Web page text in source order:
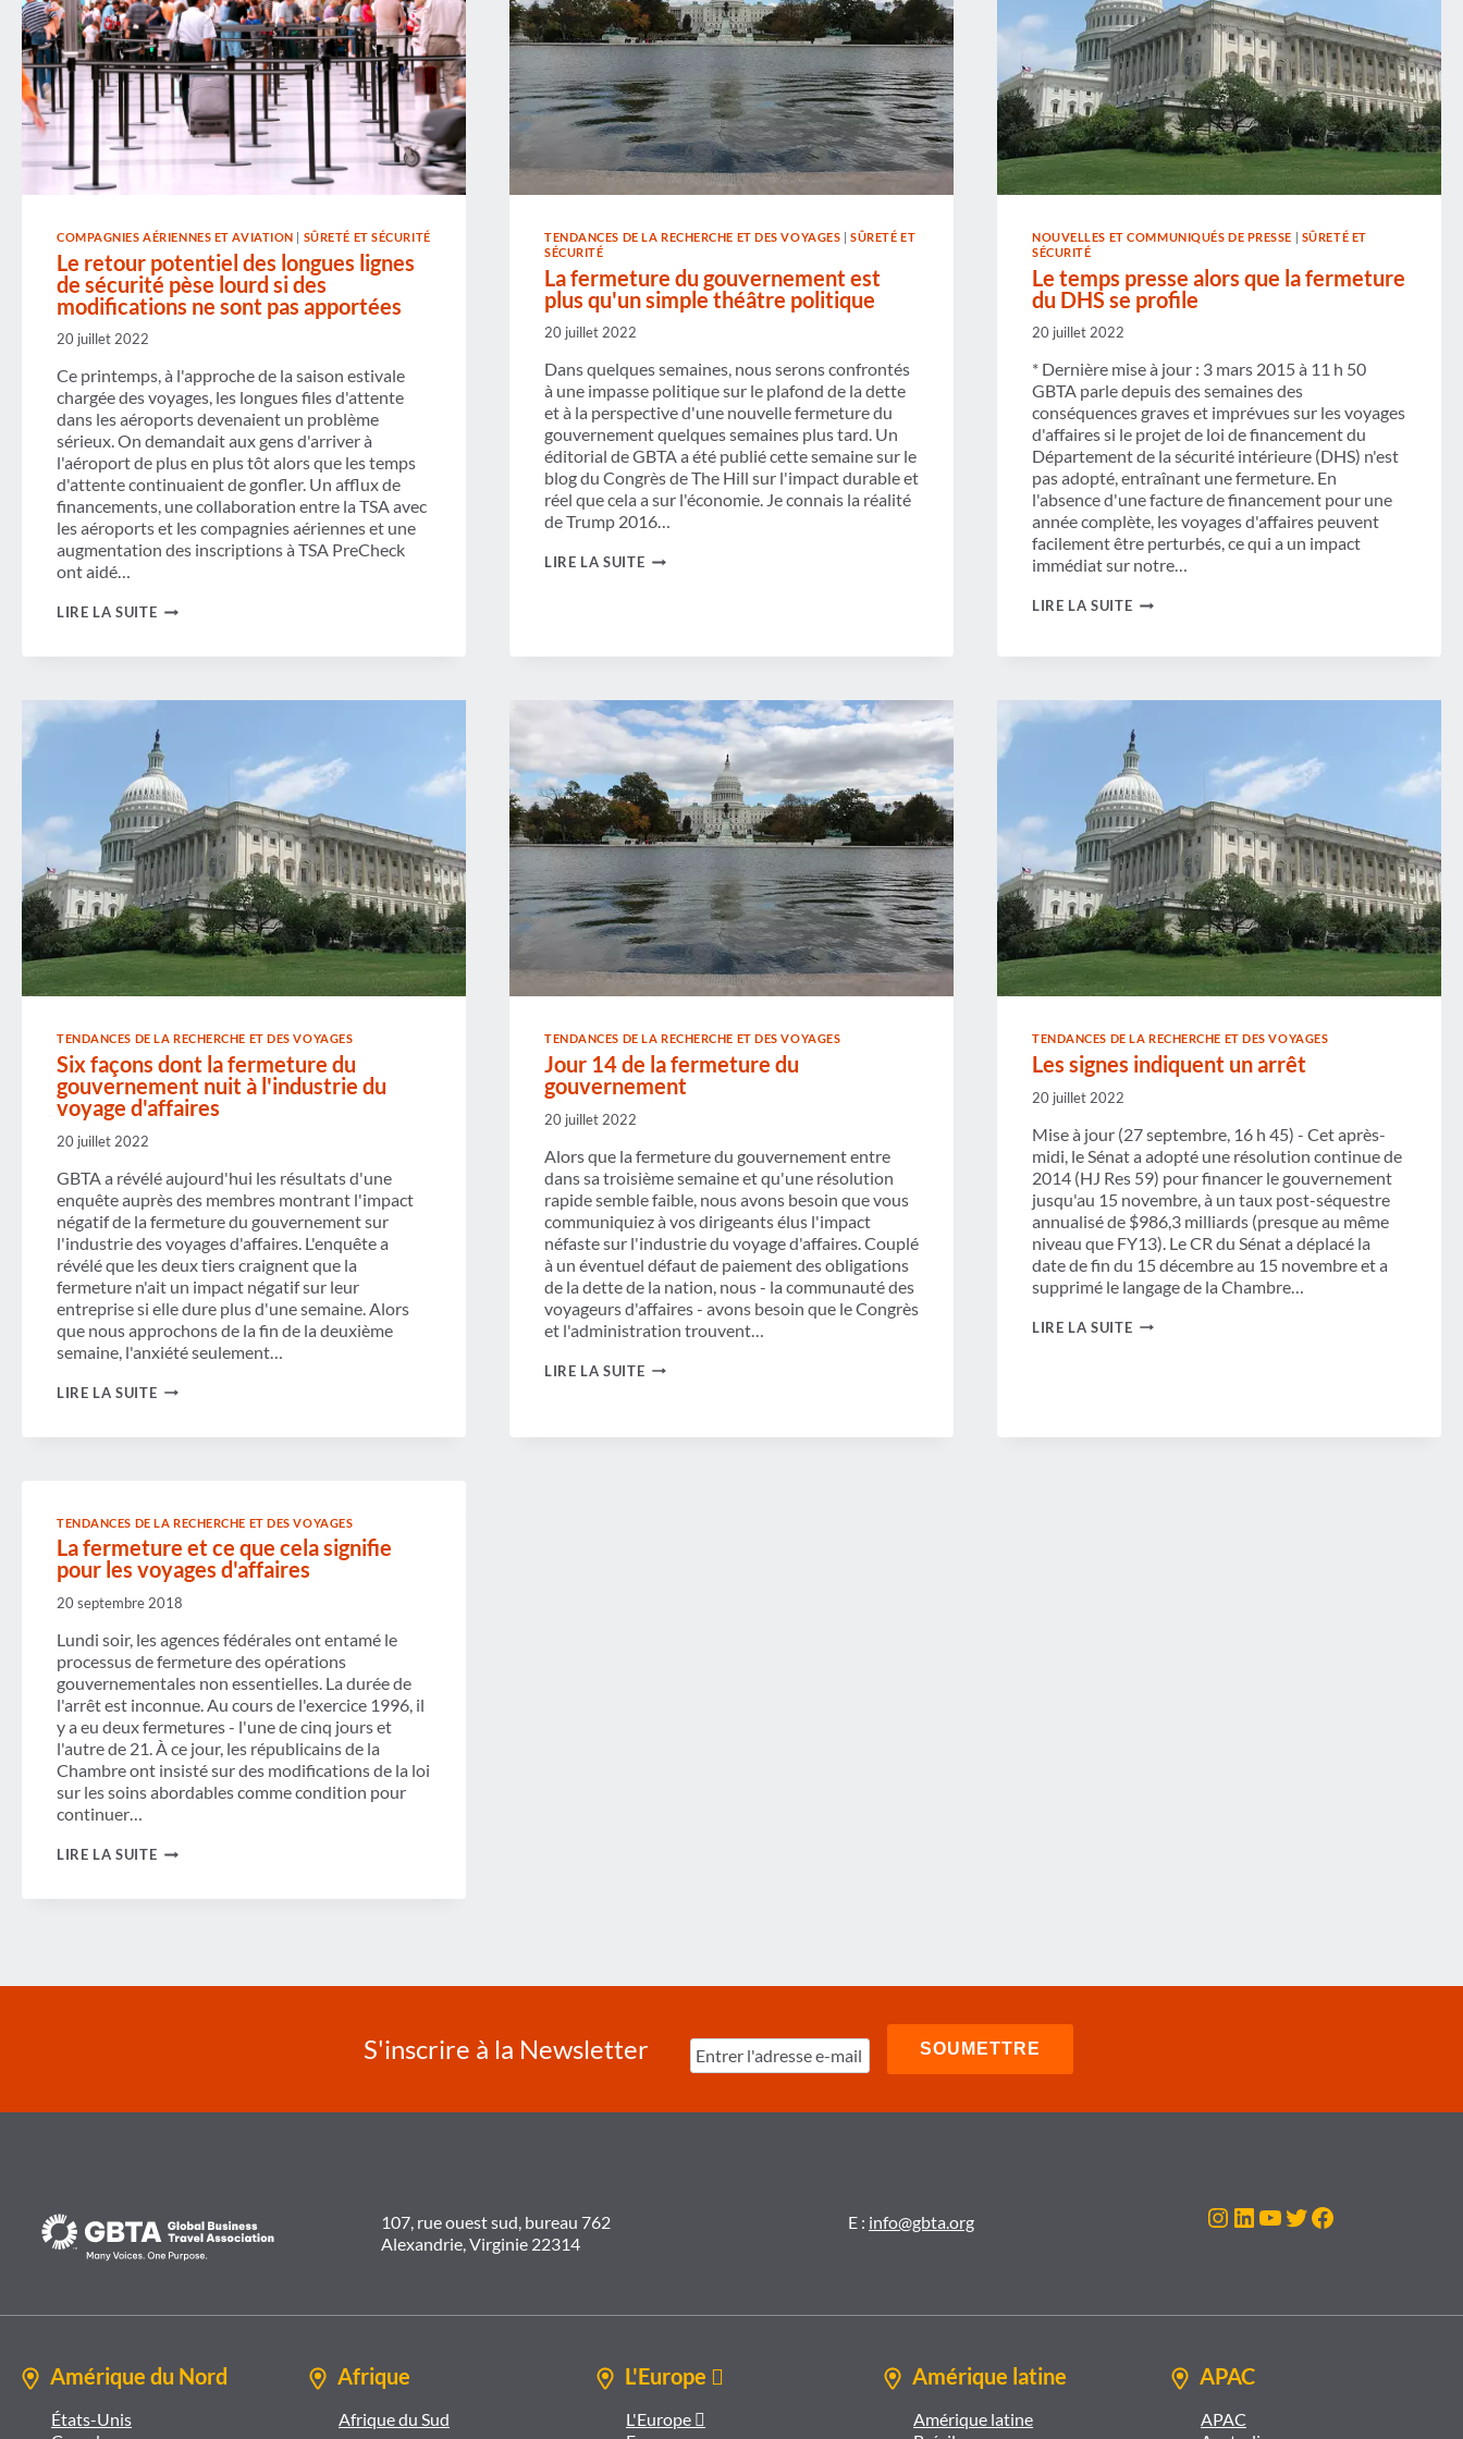
COMPAGNIES AÉRIENNES ET AVIATION | SÛRETÉ ET SÉCURITÉ
Le retour potentiel des longues lignes
de sécurité pèse lourd si des
modifications ne sont pas apportées
20 juillet 2022
Ce printemps, à l'approche de la saison estivale
chargée des voyages, les longues files d'attente
dans les aéroports devenaient un problème
sérieux. On demandait aux gens d'arriver à
l'aéroport de plus en plus tôt alors que les temps
d'attente continuaient de gonfler. Un afflux de
financements, une collaboration entre la TSA avec
les aéroports et les compagnies aériennes et une
augmentation des inscriptions à TSA PreCheck
ont aidé…
LIRE LA SUITELE
DES
SÉCURITÉ
PÈSE
LOURD
SI
DES
MODIFICATIONS
NE
SONT
PAS
APPORTÉES
TENDANCES DE LA RECHERCHE ET DES VOYAGES |SÛRETÉ ET
SÉCURITÉ
La fermeture du gouvernement est
plus qu'un simple théâtre politique
20 juillet 2022
Dans quelques semaines, nous serons confrontés
à une impasse politique sur le plafond de la dette
et à la perspective d'une nouvelle fermeture du
gouvernement quelques semaines plus tard. Un
éditorial de GBTA a été publié cette semaine sur le
blog du Congrès de The Hill sur l'impact durable et
réel que cela a sur l'économie. Je connais la réalité
de Trump 2016…
LIRE LA SUITELA
QU'UN
THÉÂTRE
POLITIQUE
NOUVELLES ET COMMUNIQUÉS DE PRESSE | SÛRETÉ ET
SÉCURITÉ
Le temps presse alors que la fermeture
du DHS se profile
20 juillet 2022
* Dernière mise à jour : 3 mars 2015 à 11 h 50
GBTA parle depuis des semaines des
conséquences graves et imprévues sur les voyages
d'affaires si le projet de loi de financement du
Département de la sécurité intérieure (DHS) n'est
pas adopté, entraînant une fermeture. En
l'absence d'une facture de financement pour une
année complète, les voyages d'affaires peuvent
facilement être perturbés, ce qui a un impact
immédiat sur notre…
LIRE LA SUITELE
ALORS
FERMETURE
DHS
SE
PROFILE
TENDANCES DE LA RECHERCHE ET DES VOYAGES
Six façons dont la fermeture du
gouvernement nuit à l'industrie du
voyage d'affaires
20 juillet 2022
GBTA a révélé aujourd'hui les résultats d'une
enquête auprès des membres montrant l'impact
négatif de la fermeture du gouvernement sur
l'industrie des voyages d'affaires. L'enquête a
révélé que les deux tiers craignent que la
fermeture n'ait un impact négatif sur leur
entreprise si elle dure plus d'une semaine. Alors
que nous approchons de la fin de la deuxième
semaine, l'anxiété seulement…
LIRE LA SUITESIX
LA
À
L'INDUSTRIE
DU
VOYAGE
D'AFFAIRES
TENDANCES DE LA RECHERCHE ET DES VOYAGES
Jour 14 de la fermeture du
gouvernement
20 juillet 2022
Alors que la fermeture du gouvernement entre
dans sa troisième semaine et qu'une résolution
rapide semble faible, nous avons besoin que vous
communiquiez à vos dirigeants élus l'impact
néfaste sur l'industrie du voyage d'affaires. Couplé
à un éventuel défaut de paiement des obligations
de la dette de la nation, nous - la communauté des
voyageurs d'affaires - avons besoin que le Congrès
et l'administration trouvent…
LIRE LA SUITEJOUR
FERMETURE
TENDANCES DE LA RECHERCHE ET DES VOYAGES
Les signes indiquent un arrêt
20 juillet 2022
Mise à jour (27 septembre, 16 h 45) - Cet après-
midi, le Sénat a adopté une résolution continue de
2014 (HJ Res 59) pour financer le gouvernement
jusqu'au 15 novembre, à un taux post-séquestre
annualisé de $986,3 milliards (presque au même
niveau que FY13). Le CR du Sénat a déplacé la
date de fin du 15 décembre au 15 novembre et a
supprimé le langage de la Chambre…
LIRE LA SUITELES
TENDANCES DE LA RECHERCHE ET DES VOYAGES
La fermeture et ce que cela signifie
pour les voyages d'affaires
20 septembre 2018
Lundi soir, les agences fédérales ont entamé le
processus de fermeture des opérations
gouvernementales non essentielles. La durée de
l'arrêt est inconnue. Au cours de l'exercice 1996, il
y a eu deux fermetures - l'une de cinq jours et
l'autre de 21. À ce jour, les républicains de la
Chambre ont insisté sur des modifications de la loi
sur les soins abordables comme condition pour
continuer…
LIRE LA SUITELA
CE
LES
S'inscrire à la Newsletter
107, rue ouest sud, bureau 762
Alexandrie, Virginie 22314
E : info@gbta.org Instagram
LinkedIn
YouTube
Twitter
Facebook
Amérique du Nord
États-Unis
Afrique
Afrique du Sud
L'Europe 
L'Europe 
Amérique latine
Amérique latine
APAC
APAC